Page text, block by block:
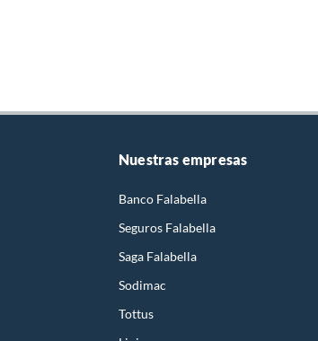
Nuestras empresas
Banco Falabella
Seguros Falabella
Saga Falabella
Sodimac
Tottus